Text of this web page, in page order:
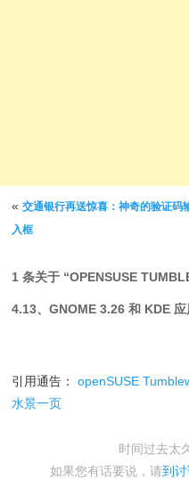
文章导航
«交通银行再送惊喜：神奇的验证码
入框
1 条关于 “OPENSUSE
4.13、GNOME 3.26 和 KDE
引用通告：openSUSE
水景一页
时间过去太
如果您有话要说，请到